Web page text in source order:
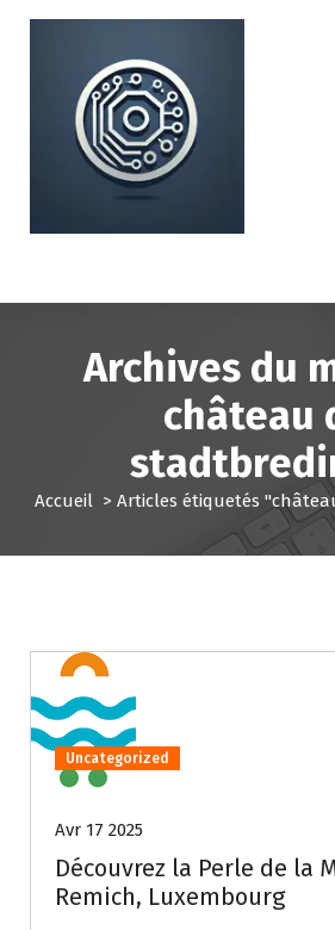
e
Archives du
château
Accueil> Articles étiquetés
Uncategorized
Avr 17 2025
Découvrez la Perle de la
Remich, Luxembourg